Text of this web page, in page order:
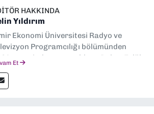
HAKKINDA
Yıldırım
Ekonomi Üniversitesi Radyo ve
Programcılığı bölümünden
senesinde mezun oldum. Dokuz Eylül
görevini de üstleniyorum.
Et